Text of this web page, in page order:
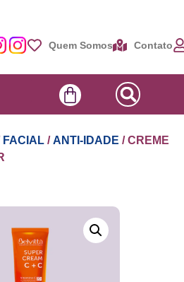
Quem Somos Contato
FACIAL /ANTI-IDADE / CREME